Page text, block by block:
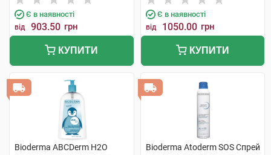
Є в наявності
від 903.50 грн
КУПИТИ
Є в наявності
від 1050.00 грн
КУПИТИ
Bioderma ABCDerm Н2О
Bioderma Atoderm SOS Спрей